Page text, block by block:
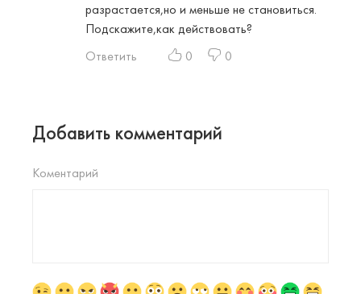
разрастается,но и меньше не становиться.
Подскажите,как действовать?
Ответить
0 0
Добавить комментарий
Коментарий